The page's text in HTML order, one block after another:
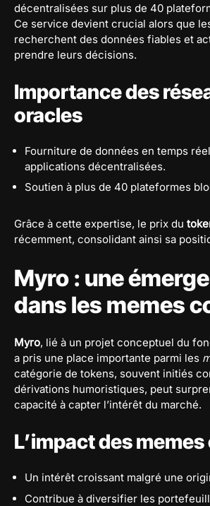
décentralisées sur plus de 40
Ce service devient crucial alors que
recherchent des données fiables et
prendre leurs décisions.
Importance des
oracles
Fourniture de données en temps
applications décentralisées.
Soutien à plus de 40 plateformes
Grâce à cette expertise, le prix du
récemment, consolidant ainsi sa
Myro : une
dans les memes
Myro, lié à un projet conceptuel du
a pris une place importante parmi les
catégorie de tokens, souvent initiés
dérivations humoristiques, peut
capacité à capter l’intérêt du marché.
L’impact des
Un intérêt croissant malgré une
Contribue à diversifier les